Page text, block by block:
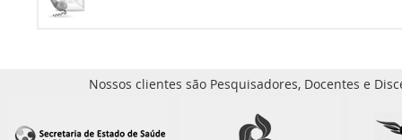
Nossos clientes são Pesquisadores, Docentes e